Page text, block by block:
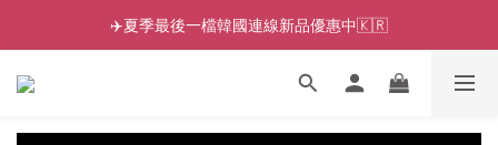
✈️夏季最後一檔韓國連線新品優惠中🇰🇷